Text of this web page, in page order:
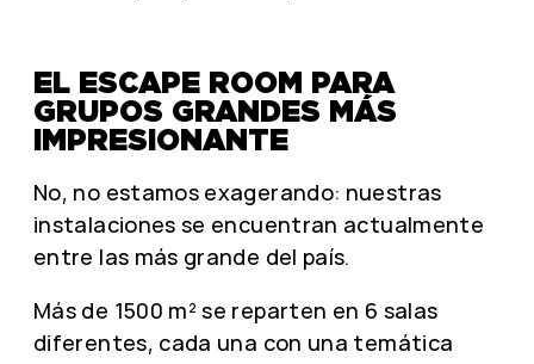
EL ESCAPE ROOM PARA
GRUPOS GRANDES MÁS
IMPRESIONANTE
No, no estamos exagerando: nuestras
instalaciones se encuentran actualmente
entre las más grande del país.
Más de 1500 m² se reparten en 6 salas
diferentes, cada una con una temática